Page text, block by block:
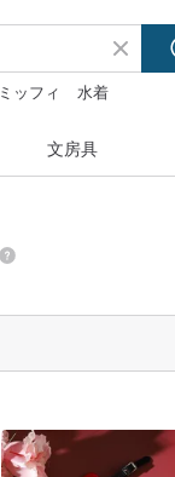
ミッフィ
水着
文房具